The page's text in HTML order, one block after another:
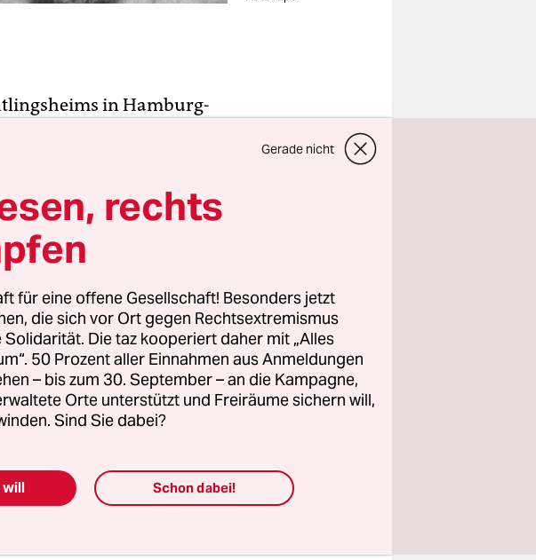
in Hamburg-
bleiben. Auf
städtische Betreiber der
Wochen lang ins
Monat bevor er den
Weil die
sind die betroffenen
Sie sollen längst –
sein.
Gerade nicht
rechts
für eine offene Gesellschaft! Besonders jetzt
die sich vor Ort gegen Rechtsextremismus
Solidarität. Die taz kooperiert daher mit „Alles
50 Prozent aller Einnahmen aus Anmeldungen
– bis zum 30. September – an die Kampagne,
Orte unterstützt und Freiräume sichern will,
Sind Sie dabei?
will Schon dabei!